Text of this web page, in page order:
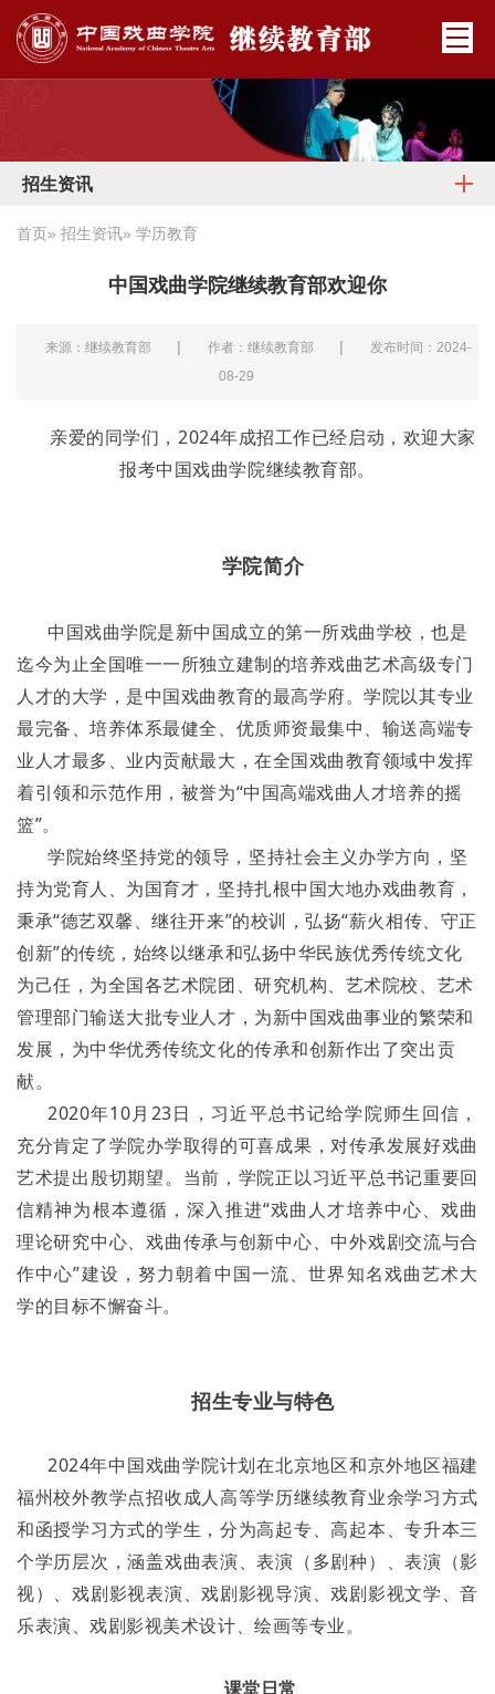
招生资讯
首页» 招生资讯» 学历教育
中国戏曲学院继续教育部欢迎你
来源：继续教育部 | 作者：继续教育部 |
发布时间：2024-
08-29
亲爱的同学们，2024年成招工作已经启动，欢迎大家
报考中国戏曲学院继续教育部。
学院简介
中国戏曲学院是新中国成立的第一所戏曲学校，也是
迄今为止全国唯一一所独立建制的培养戏曲艺术高级专门
人才的大学，是中国戏曲教育的最高学府。学院以其专业
最完备、培养体系最健全、优质师资最集中、输送高端专
业人才最多、业内贡献最大，在全国戏曲教育领域中发挥
着引领和示范作用，被誉为“中国高端戏曲人才培养的摇
篮”。
学院始终坚持党的领导，坚持社会主义办学方向，坚
持为党育人、为国育才，坚持扎根中国大地办戏曲教育，
秉承“德艺双馨、继往开来”的校训，弘扬“薪火相传、守正
创新”的传统，始终以继承和弘扬中华民族优秀传统文化
为己任，为全国各艺术院团、研究机构、艺术院校、艺术
管理部门输送大批专业人才，为新中国戏曲事业的繁荣和
发展，为中华优秀传统文化的传承和创新作出了突出贡
献。
2020年10月23日，习近平总书记给学院师生回信，
充分肯定了学院办学取得的可喜成果，对传承发展好戏曲
艺术提出殷切期望。当前，学院正以习近平总书记重要回
信精神为根本遵循，深入推进“戏曲人才培养中心、戏曲
理论研究中心、戏曲传承与创新中心、中外戏剧交流与合
作中心”建设，努力朝着中国一流、世界知名戏曲艺术大
学的目标不懈奋斗。
招生专业与特色
2024年中国戏曲学院计划在北京地区和京外地区福建
福州校外教学点招收成人高等学历继续教育业余学习方式
和函授学习方式的学生，分为高起专、高起本、专升本三
个学历层次，涵盖戏曲表演、表演（多剧种）、表演（影
视）、戏剧影视表演、戏剧影视导演、戏剧影视文学、音
乐表演、戏剧影视美术设计、绘画等专业。
课堂日常